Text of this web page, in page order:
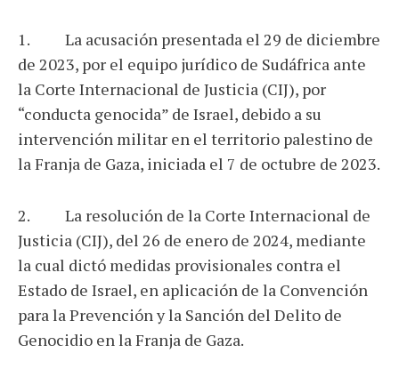
1. La acusación presentada el 29 de diciembre
de 2023, por el equipo jurídico de Sudáfrica ante
la Corte Internacional de Justicia (CIJ), por
“conducta genocida” de Israel, debido a su
intervención militar en el territorio palestino de
la Franja de Gaza, iniciada el 7 de octubre de 2023.
2. La resolución de la Corte Internacional de
Justicia (CIJ), del 26 de enero de 2024, mediante
la cual dictó medidas provisionales contra el
Estado de Israel, en aplicación de la Convención
para la Prevención y la Sanción del Delito de
Genocidio en la Franja de Gaza.